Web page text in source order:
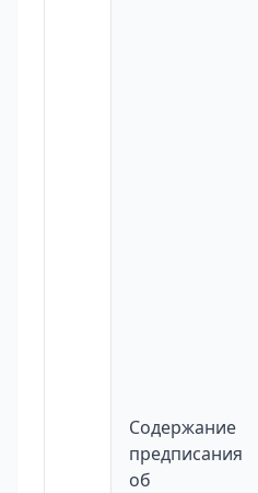
Содержание
предписания
об